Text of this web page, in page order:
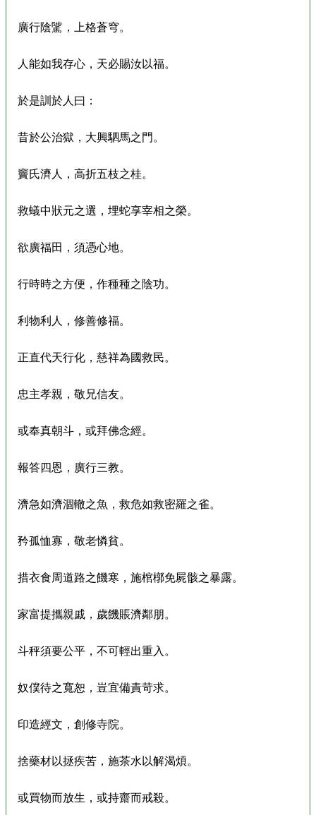
廣行陰騭，上格蒼穹。
人能如我存心，天必賜汝以福。
於是訓於人曰：
昔於公治獄，大興駟馬之門。
竇氏濟人，高折五枝之桂。
救蟻中狀元之選，埋蛇享宰相之榮。
欲廣福田，須憑心地。
行時時之方便，作種種之陰功。
利物利人，修善修福。
正直代天行化，慈祥為國救民。
忠主孝親，敬兄信友。
或奉真朝斗，或拜佛念經。
報答四恩，廣行三教。
濟急如濟涸轍之魚，救危如救密羅之雀。
矜孤恤寡，敬老憐貧。
措衣食周道路之饑寒，施棺槨免屍骸之暴露。
家富提攜親戚，歲饑賬濟鄰朋。
斗秤須要公平，不可輕出重入。
奴僕待之寬恕，豈宜備責苛求。
印造經文，創修寺院。
捨藥材以拯疾苦，施茶水以解渴煩。
或買物而放生，或持齋而戒殺。